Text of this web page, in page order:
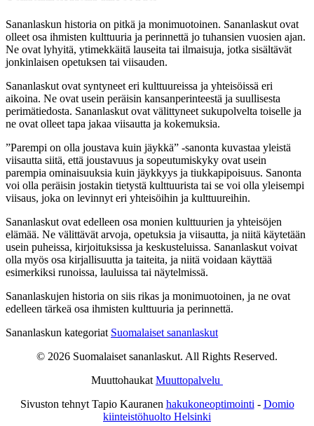
Sananlaskun historia on pitkä ja monimuotoinen. Sananlaskut ovat
olleet osa ihmisten kulttuuria ja perinnettä jo tuhansien vuosien ajan.
Ne ovat lyhyitä, ytimekkäitä lauseita tai ilmaisuja, jotka sisältävät
jonkinlaisen opetuksen tai viisauden.
Sananlaskut ovat syntyneet eri kulttuureissa ja yhteisöissä eri
aikoina. Ne ovat usein peräisin kansanperinteestä ja suullisesta
perimätiedosta. Sananlaskut ovat välittyneet sukupolvelta toiselle ja
ne ovat olleet tapa jakaa viisautta ja kokemuksia.
”Parempi on olla joustava kuin jäykkä” -sanonta kuvastaa yleistä
viisautta siitä, että joustavuus ja sopeutumiskyky ovat usein
parempia ominaisuuksia kuin jäykkyys ja tiukkapipoisuus. Sanonta
voi olla peräisin jostakin tietystä kulttuurista tai se voi olla yleisempi
viisaus, joka on levinnyt eri yhteisöihin ja kulttuureihin.
Sananlaskut ovat edelleen osa monien kulttuurien ja yhteisöjen
elämää. Ne välittävät arvoja, opetuksia ja viisautta, ja niitä käytetään
usein puheissa, kirjoituksissa ja keskusteluissa. Sananlaskut voivat
olla myös osa kirjallisuutta ja taiteita, ja niitä voidaan käyttää
esimerkiksi runoissa, lauluissa tai näytelmissä.
Sananlaskujen historia on siis rikas ja monimuotoinen, ja ne ovat
edelleen tärkeä osa ihmisten kulttuuria ja perinnettä.
Sananlaskun kategoriat Suomalaiset sananlaskut
© 2026 Suomalaiset sananlaskut. All Rights Reserved.
Muuttohaukat Muuttopalvelu
Sivuston tehnyt Tapio Kauranen hakukoneoptimointi - Domio
kiinteistöhuolto Helsinki